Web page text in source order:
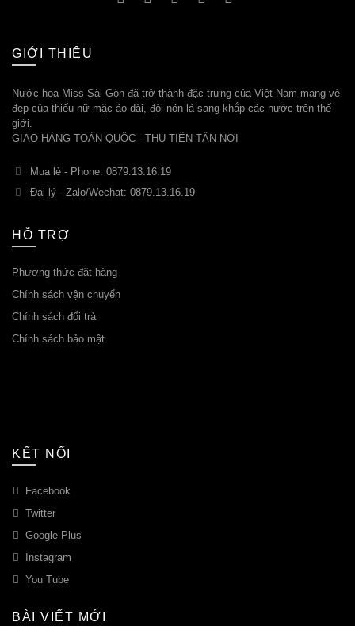
GIỚI THIỆU
Nước hoa Miss Sài Gòn đã trở thành đặc trưng của Việt Nam mang vẻ
đẹp của thiếu nữ mặc áo dài, đội nón lá sang khắp các nước trên thế
giới.
GIAO HÀNG TOÀN QUỐC - THU TIỀN TẬN NƠI
Mua lẻ - Phone: 0879.13.16.19
Đại lý - Zalo/Wechat: 0879.13.16.19
HỖ TRỢ
Phương thức đặt hàng
Chính sách vận chuyển
Chính sách đổi trả
Chính sách bảo mật
KẾT NỐI
Facebook
Twitter
Google Plus
Instagram
You Tube
BÀI VIẾT MỚI